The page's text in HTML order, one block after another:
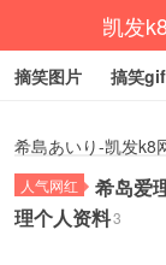
凯发
摘笑图片 搞笑gif
希島あいり-凯发k8
人气网红
希岛爱
理个人资料3